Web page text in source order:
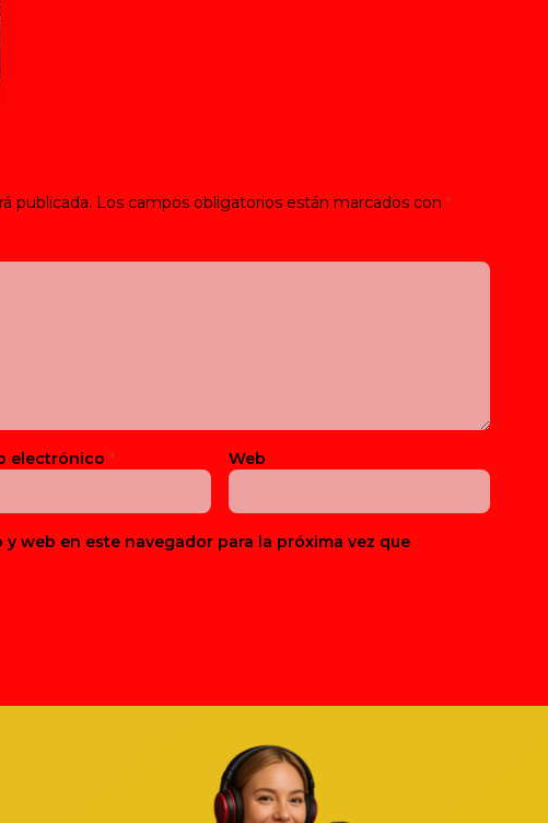
publicada. Los campos obligatorios están marcados con *
electrónico * Web
web en este navegador para la próxima vez que